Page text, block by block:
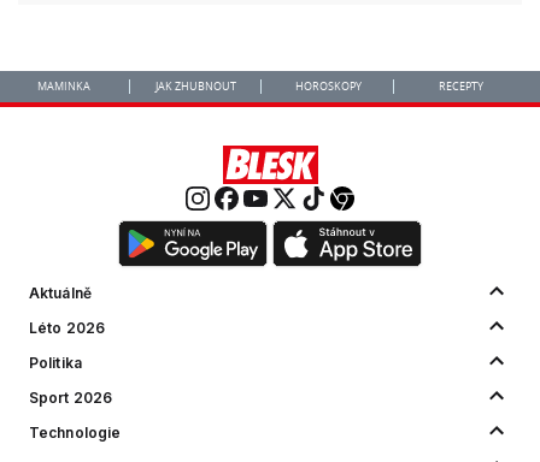
MAMINKA JAK ZHUBNOUT HOROSKOPY RECEPTY
Aktuálně
Léto 2026
Politika
Sport 2026
Technologie